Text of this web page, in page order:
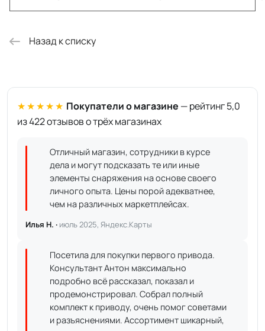
Назад к списку
★★★★★ Покупатели о магазине — рейтинг 5,0
из 422 отзывов о трёх магазинах
Отличный магазин, сотрудники в курсе
дела и могут подсказать те или иные
элементы снаряжения на основе своего
личного опыта. Цены порой адекватнее,
чем на различных маркетплейсах.
Илья Н. · июль 2025, Яндекс.Карты
Посетила для покупки первого привода.
Консультант Антон максимально
подробно всё рассказал, показал и
продемонстрировал. Собрал полный
комплект к приводу, очень помог советами
и разъяснениями. Ассортимент шикарный,